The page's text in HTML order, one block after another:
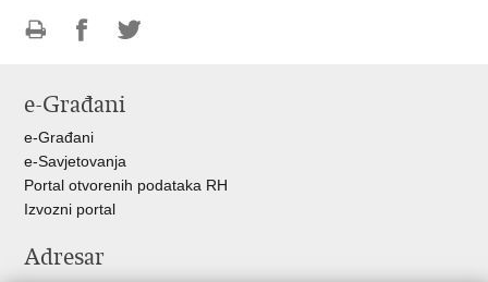
FacebookuTwitteru
e-Građani
e-Građani
e-Savjetovanja
Portal otvorenih podataka RH
Izvozni portal
Adresar